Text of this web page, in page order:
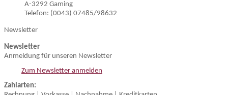
A-3292 Gaming
Telefon: (0043) 07485/98632
Newsletter
Newsletter
Anmeldung für unseren Newsletter
Zum Newsletter anmelden
Zahlarten: